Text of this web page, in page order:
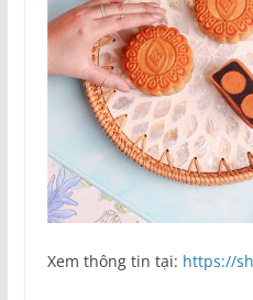
Xem thông tin tại: https://